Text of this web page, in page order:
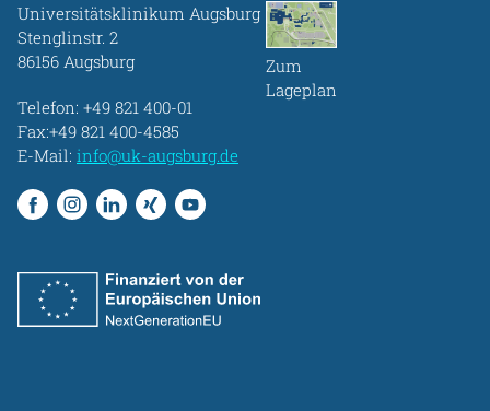
Universitätsklinikum Augsburg
Stenglinstr. 2
86156 Augsburg
Telefon: +49 821 400-01
Fax:+49 821 400-4585
E-Mail: info@uk-augsburg.de
Zum
Lageplan